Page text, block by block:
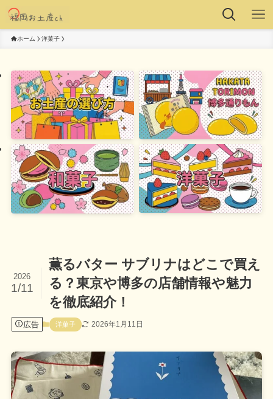
ホーム 洋菓子
薫るバター サブリナはどこで買え
る？東京や博多の店舗情報や魅力
を徹底紹介！
2026
1/11
広告 洋菓子 2026年1月11日